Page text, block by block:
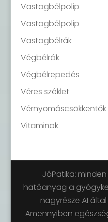
Vastagbélpolip
Vastagbélpolip
Vastagbélrák
Végbélrák
Végbélrepedés
Véres széklet
Vitaminok
JóPatika:
hatóanyag a
nagyrésze AI
Amennyiben